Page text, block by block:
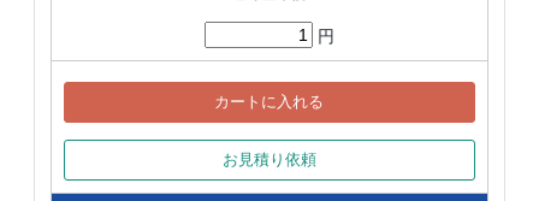
円
カートに入れる
お見積り依頼